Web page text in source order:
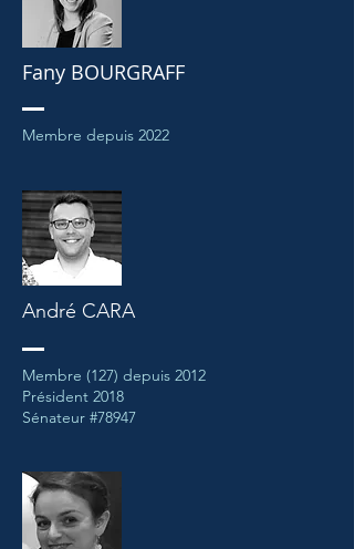
Fany BOURGRAFF
Membre depuis 2022
André CARA
Membre (127) depuis 2012
Président 2018
Sénateur #78947